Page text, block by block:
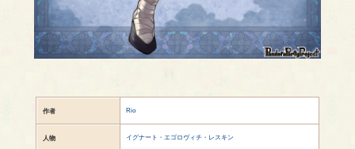
作者 Rio
人物 イグナート・エゴロヴィチ・レスキン